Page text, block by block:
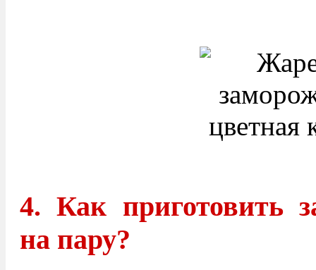
4. Как приготовить
на пару?